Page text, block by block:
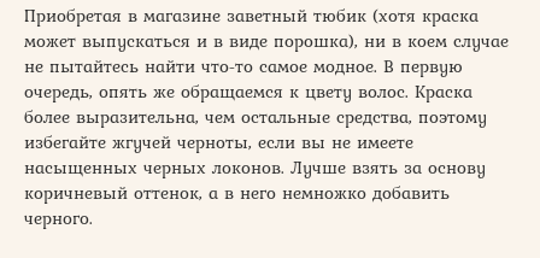
Приобретая в магазине заветный тюбик (хотя краска
может выпускаться и в виде порошка), ни в коем случае
не пытайтесь найти что-то самое модное. В первую
очередь, опять же обращаемся к цвету волос. Краска
более выразительна, чем остальные средства, поэтому
избегайте жгучей черноты, если вы не имеете
насыщенных черных локонов. Лучше взять за основу
коричневый оттенок, а в него немножко добавить
черного.